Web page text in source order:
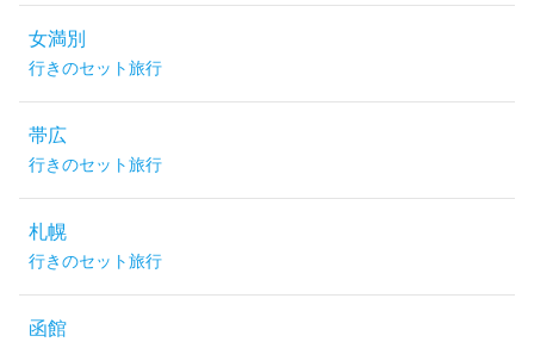
女満別
行きのセット旅行
帯広
行きのセット旅行
札幌
行きのセット旅行
函館